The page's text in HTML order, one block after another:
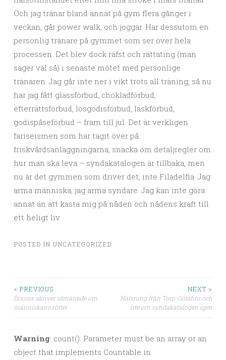
Och jag tränar bland annat på gym flera gånger i
veckan, går power walk, och joggar. Har dessutom en
personlig tränare på gymmet som ser över hela
processen. Det blev dock räfst och rättating (man
säger väl så) i senaste mötet med personlige
tränaren. Jag går inte ner i vikt trots all träning, så nu
har jag fått glassförbud, chokladförbud,
efterrättsförbud, lösgodisförbud, läskförbud,
godispåseförbud – fram till jul. Det är verkligen
fariseismen som har tagit över på
friskvårdsanläggningarna, snacka om detaljregler om
hur man ska leva – syndakatalogen är tillbaka, men
nu är det gymmen som driver det, inte Filadelfia. Jag
arma människa, jag arma syndare. Jag kan inte göra
annat än att kasta mig på nåden och nådens kraft till
ett heligt liv.
POSTED IN UNCATEGORIZED
Post navigation
< PREVIOUS
Dixons skriver utmanade om
människans rötter
NEXT >
Hälsning från Torp-Götabro och
lite om syndakatalogen igen
Warning: count(): Parameter must be an array or an
object that implements Countable in